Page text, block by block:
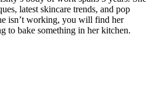
latest skincare trends, and pop
isn’t working, you will find her
to bake something in her kitchen.